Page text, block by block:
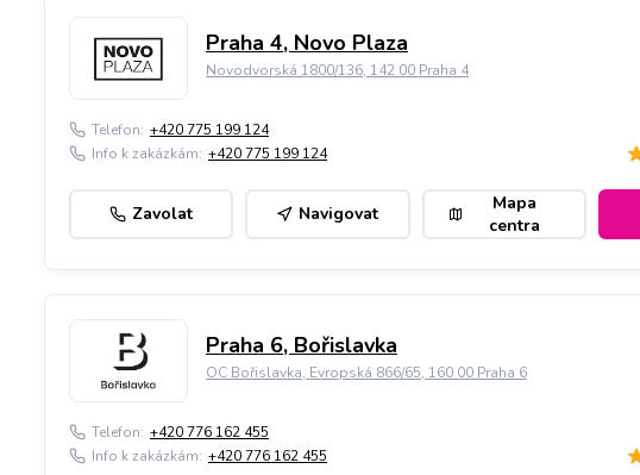
Praha 4, Novo Plaza
Novodvorská 1800/136, 142 00 Praha 4
Telefon: +420 775 199 124
Info k zakázkám: +420 775 199 124
Zavolat Navigovat
Mapa
centra
Praha 6, Bořislavka
OC Bořislavka, Evropská 866/65, 160 00 Praha 6
Telefon: +420 776 162 455
Info k zakázkám: +420 776 162 455